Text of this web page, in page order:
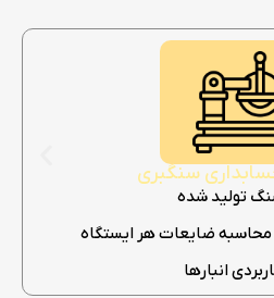
سنگبری
تولید شده
محاسبه ضایعات هر ایستگاه
انبارها